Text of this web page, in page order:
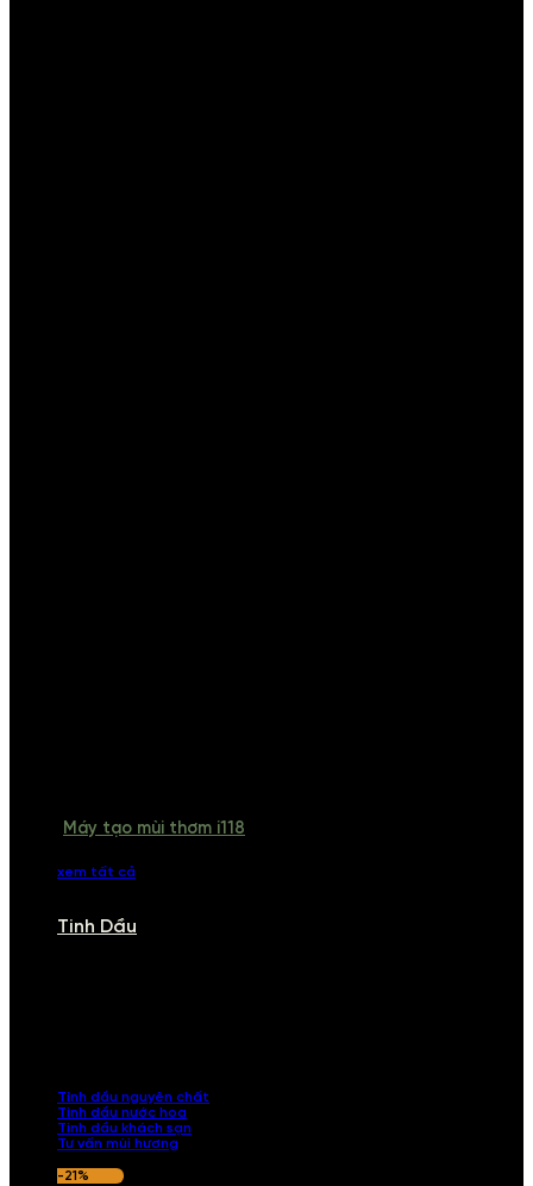
Máy tạo mùi thơm i118
xem tất cả
Tinh Dầu
Tinh dầu nguyên chất
Tinh dầu nước hoa
Tinh dầu khách sạn
Tư vấn mùi hương
-21%